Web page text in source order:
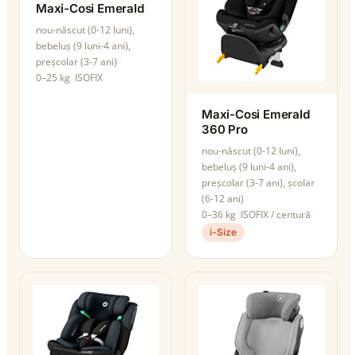
Maxi-Cosi Emerald
nou-născut (0-12 luni),
bebeluș (9 luni-4 ani),
preșcolar (3-7 ani)
0–25 kg ISOFIX
Maxi-Cosi Emerald
360 Pro
nou-născut (0-12 luni),
bebeluș (9 luni-4 ani),
preșcolar (3-7 ani), școlar
(6-12 ani)
0–36 kg ISOFIX / centură
i-Size